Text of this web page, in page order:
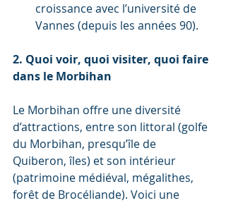
croissance avec l’université de
Vannes (depuis les années 90).
2. Quoi voir, quoi visiter, quoi faire
dans le Morbihan
Le Morbihan offre une diversité
d’attractions, entre son littoral (golfe
du Morbihan, presqu’île de
Quiberon, îles) et son intérieur
(patrimoine médiéval, mégalithes,
forêt de Brocéliande). Voici une